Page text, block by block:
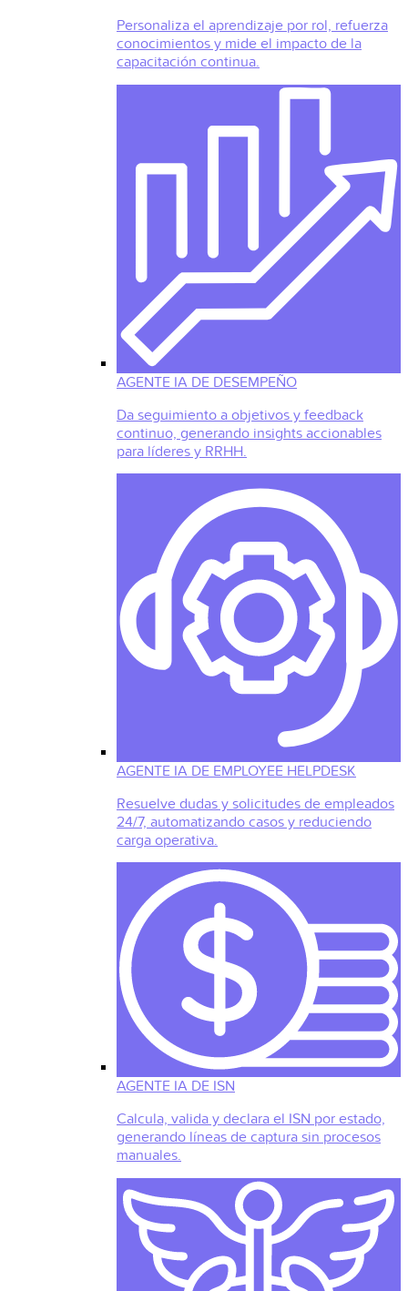
Personaliza el aprendizaje por rol, refuerza
conocimientos y mide el impacto de la
capacitación continua.
AGENTE IA DE DESEMPEÑO
Da seguimiento a objetivos y feedback
continuo, generando insights accionables
para líderes y RRHH.
AGENTE IA DE EMPLOYEE HELPDESK
Resuelve dudas y solicitudes de empleados
24/7, automatizando casos y reduciendo
carga operativa.
AGENTE IA DE ISN
Calcula, valida y declara el ISN por estado,
generando líneas de captura sin procesos
manuales.